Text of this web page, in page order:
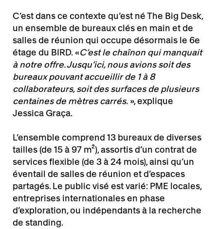
C’est dans ce contexte qu’est né The Big Desk,
un ensemble de bureaux clés en main et de
salles de réunion qui occupe désormais le 6e
étage du BIRD. «C’est le chaînon qui manquait
à notre offre. Jusqu’ici, nous avions soit des
bureaux pouvant accueillir de 1 à 8
collaborateurs, soit des surfaces de plusieurs
centaines de mètres carrés. », explique
Jessica Graça.
L’ensemble comprend 13 bureaux de diverses
tailles (de 15 à 97 m²), assortis d’un contrat de
services flexible (de 3 à 24 mois), ainsi qu’un
éventail de salles de réunion et d’espaces
partagés. Le public visé est varié: PME locales,
entreprises internationales en phase
d’exploration, ou indépendants à la recherche
de standing.